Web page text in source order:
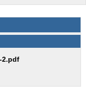
2.pdf